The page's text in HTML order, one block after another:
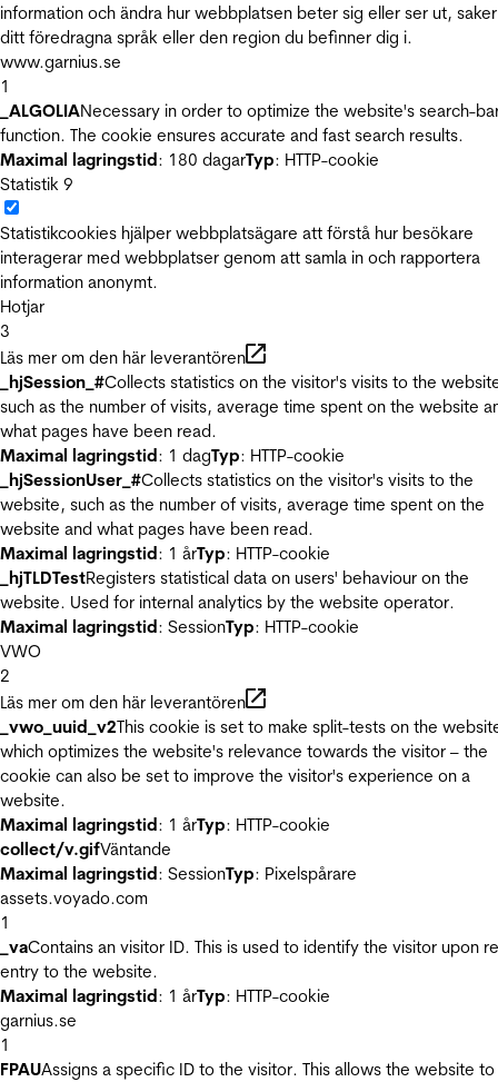
information och ändra hur webbplatsen beter sig eller ser ut,
ditt föredragna språk eller den region du befinner dig i.
www.garnius.se
1
_ALGOLIANecessary in order to optimize the website's search-
function. The cookie ensures accurate and fast search results.
Maximal lagringstid: 180 dagarTyp: HTTP-cookie
Statistik 9
Statistikcookies hjälper webbplatsägare att förstå hur besökare
interagerar med webbplatser genom att samla in och rapportera
information anonymt.
Hotjar
3
Läs mer om den här leverantören
_hjSession_#Collects statistics on the visitor's visits to the
such as the number of visits, average time spent on the website
what pages have been read.
Maximal lagringstid: 1 dagTyp: HTTP-cookie
_hjSessionUser_#Collects statistics on the visitor's visits to the
website, such as the number of visits, average time spent on the
website and what pages have been read.
Maximal lagringstid: 1 årTyp: HTTP-cookie
_hjTLDTestRegisters statistical data on users' behaviour on the
website. Used for internal analytics by the website operator.
Maximal lagringstid: SessionTyp: HTTP-cookie
VWO
2
Läs mer om den här leverantören
_vwo_uuid_v2This cookie is set to make split-tests on the
which optimizes the website's relevance towards the visitor – the
cookie can also be set to improve the visitor's experience on a
website.
Maximal lagringstid: 1 årTyp: HTTP-cookie
collect/v.gifVäntande
Maximal lagringstid: SessionTyp: Pixelspårare
assets.voyado.com
1
_vaContains an visitor ID. This is used to identify the visitor upon
entry to the website.
Maximal lagringstid: 1 årTyp: HTTP-cookie
garnius.se
1
FPAUAssigns a specific ID to the visitor. This allows the website to